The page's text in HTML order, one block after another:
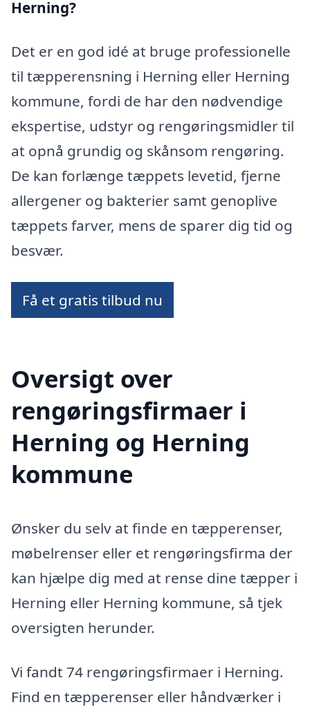
Herning?
Det er en god idé at bruge professionelle
til tæpperensning i Herning eller Herning
kommune, fordi de har den nødvendige
ekspertise, udstyr og rengøringsmidler til
at opnå grundig og skånsom rengøring.
De kan forlænge tæppets levetid, fjerne
allergener og bakterier samt genoplive
tæppets farver, mens de sparer dig tid og
besvær.
Få et gratis tilbud nu
Oversigt over
rengøringsfirmaer i
Herning og Herning
kommune
Ønsker du selv at finde en tæpperenser,
møbelrenser eller et rengøringsfirma der
kan hjælpe dig med at rense dine tæpper i
Herning eller Herning kommune, så tjek
oversigten herunder.
Vi fandt 74 rengøringsfirmaer i Herning.
Find en tæpperenser eller håndværker i